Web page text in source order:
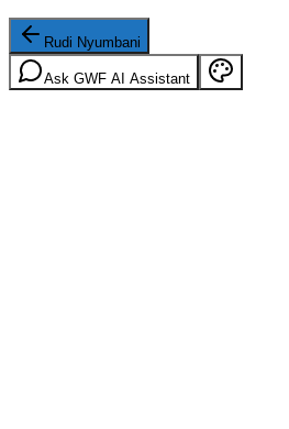
Rudi Nyumbani
Ask GWF AI Assistant